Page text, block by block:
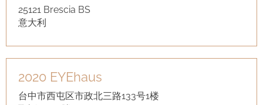
25121 Brescia BS
意大利
2020 EYEhaus
台中市西屯区市政北三路133号1楼